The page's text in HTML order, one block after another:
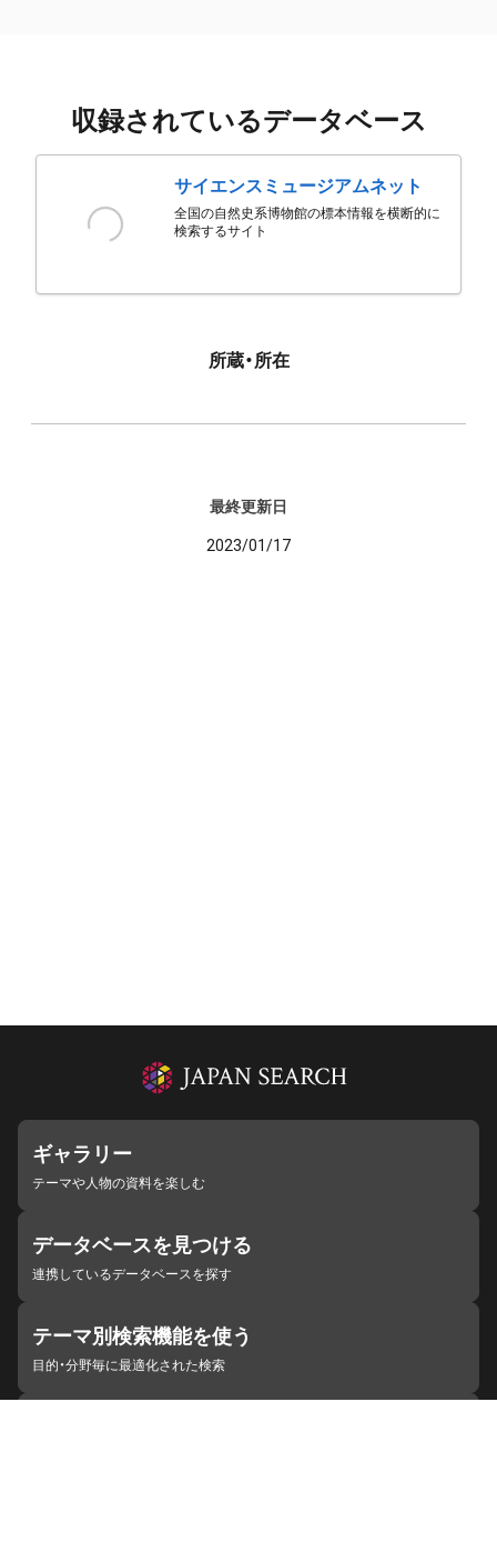
収録されているデータベース
サイエンスミュージアムネット
全国の自然史系博物館の標本情報を横断的に
検索するサイト
所蔵・所在
最終更新日
2023/01/17
ギャラリー
テーマや人物の資料を楽しむ
データベースを見つける
連携しているデータベースを探す
テーマ別検索機能を使う
目的・分野毎に最適化された検索